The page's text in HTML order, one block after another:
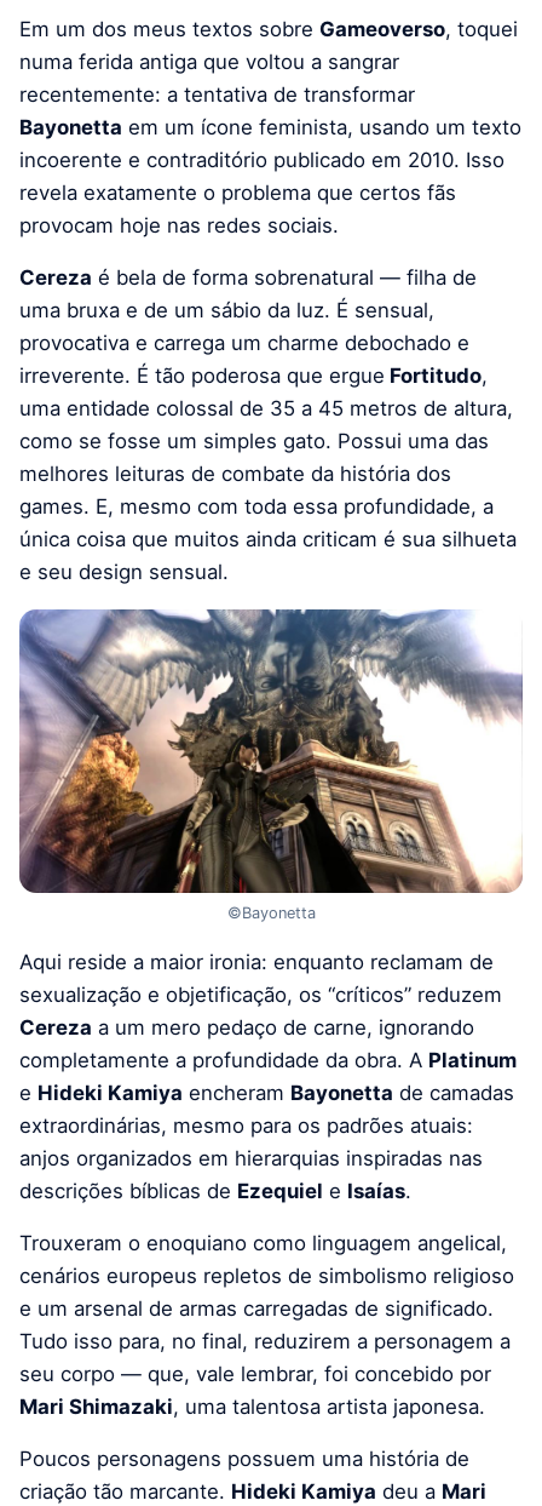
Em um dos meus textos sobre Gameoverso, toquei
numa ferida antiga que voltou a sangrar
recentemente: a tentativa de transformar
Bayonetta em um ícone feminista, usando um texto
incoerente e contraditório publicado em 2010. Isso
revela exatamente o problema que certos fãs
provocam hoje nas redes sociais.
Cereza é bela de forma sobrenatural — filha de
uma bruxa e de um sábio da luz. É sensual,
provocativa e carrega um charme debochado e
irreverente. É tão poderosa que ergue Fortitudo,
uma entidade colossal de 35 a 45 metros de altura,
como se fosse um simples gato. Possui uma das
melhores leituras de combate da história dos
games. E, mesmo com toda essa profundidade, a
única coisa que muitos ainda criticam é sua silhueta
e seu design sensual.
©Bayonetta
Aqui reside a maior ironia: enquanto reclamam de
sexualização e objetificação, os “críticos” reduzem
Cereza a um mero pedaço de carne, ignorando
completamente a profundidade da obra. A Platinum
e Hideki Kamiya encheram Bayonetta de camadas
extraordinárias, mesmo para os padrões atuais:
anjos organizados em hierarquias inspiradas nas
descrições bíblicas de Ezequiel e Isaías.
Trouxeram o enoquiano como linguagem angelical,
cenários europeus repletos de simbolismo religioso
e um arsenal de armas carregadas de significado.
Tudo isso para, no final, reduzirem a personagem a
seu corpo — que, vale lembrar, foi concebido por
Mari Shimazaki, uma talentosa artista japonesa.
Poucos personagens possuem uma história de
criação tão marcante. Hideki Kamiya deu a Mari